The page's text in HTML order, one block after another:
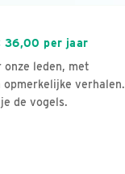
36,00 per jaar
leden, met
verhalen.
de vogels.